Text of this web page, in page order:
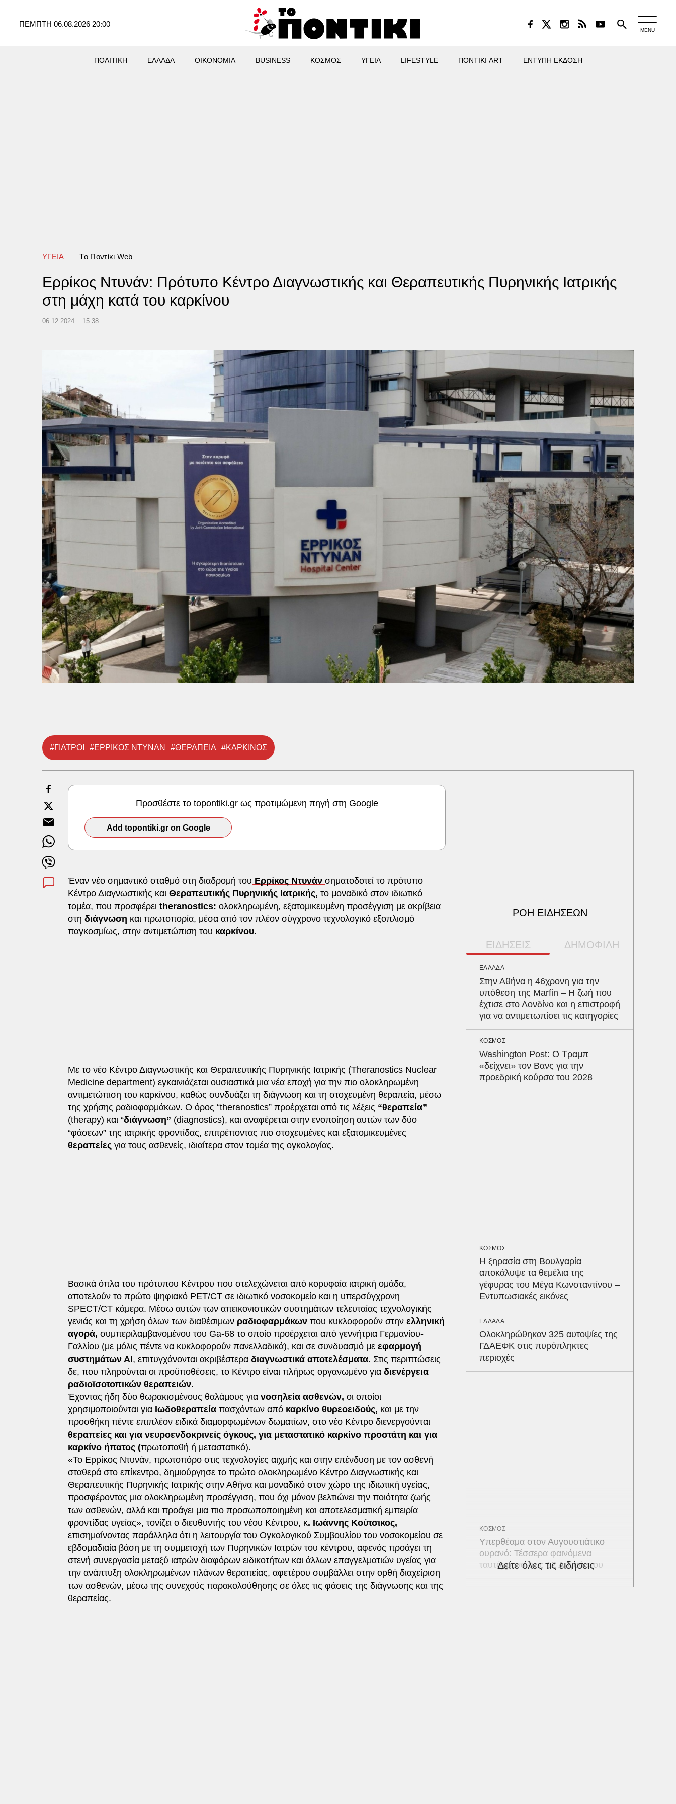
ΠΕΜΠΤΗ 06.08.2026 20:00
MENU
ΠΟΛΙΤΙΚΗ ΕΛΛΑΔΑ ΟΙΚΟΝΟΜΙΑ BUSINESS ΚΟΣΜΟΣ ΥΓΕΙΑ LIFESTYLE ΠΟΝΤΙΚΙ ART ΕΝΤΥΠΗ ΕΚΔΟΣΗ
ΥΓΕΙΑ Tο Ποντίκι Web
Ερρίκος Ντυνάν: Πρότυπο Κέντρο Διαγνωστικής και Θεραπευτικής Πυρηνικής Ιατρικής
στη μάχη κατά του καρκίνου
06.12.2024 15:38
#ΓΙΑΤΡΟΙ #ΕΡΡΙΚΟΣ ΝΤΥΝΑΝ #ΘΕΡΑΠΕΙΑ #ΚΑΡΚΙΝΟΣ
Προσθέστε το topontiki.gr ως προτιμώμενη πηγή στη Google
Add topontiki.gr on Google
Έναν νέο σημαντικό σταθμό στη διαδρομή του Ερρίκος Ντυνάν σηματοδοτεί το πρότυπο
Κέντρο Διαγνωστικής και Θεραπευτικής Πυρηνικής Ιατρικής, το μοναδικό στον ιδιωτικό
τομέα, που προσφέρει theranostics: ολοκληρωμένη, εξατομικευμένη προσέγγιση με ακρίβεια
στη διάγνωση και πρωτοπορία, μέσα από τον πλέον σύγχρονο τεχνολογικό εξοπλισμό
παγκοσμίως, στην αντιμετώπιση του καρκίνου.
Με το νέο Κέντρο Διαγνωστικής και Θεραπευτικής Πυρηνικής Ιατρικής (Theranostics Nuclear
Medicine department) εγκαινιάζεται ουσιαστικά μια νέα εποχή για την πιο ολοκληρωμένη
αντιμετώπιση του καρκίνου, καθώς συνδυάζει τη διάγνωση και τη στοχευμένη θεραπεία, μέσω
της χρήσης ραδιοφαρμάκων. Ο όρος “theranostics” προέρχεται από τις λέξεις “θεραπεία”
(therapy) και “διάγνωση” (diagnostics), και αναφέρεται στην ενοποίηση αυτών των δύο
“φάσεων” της ιατρικής φροντίδας, επιτρέποντας πιο στοχευμένες και εξατομικευμένες
θεραπείες για τους ασθενείς, ιδιαίτερα στον τομέα της ογκολογίας.
Βασικά όπλα του πρότυπου Κέντρου που στελεχώνεται από κορυφαία ιατρική ομάδα,
αποτελούν το πρώτο ψηφιακό PET/CT σε ιδιωτικό νοσοκομείο και η υπερσύγχρονη
SPECT/CT κάμερα. Μέσω αυτών των απεικονιστικών συστημάτων τελευταίας τεχνολογικής
γενιάς και τη χρήση όλων των διαθέσιμων ραδιοφαρμάκων που κυκλοφορούν στην ελληνική
αγορά, συμπεριλαμβανομένου του Ga-68 το οποίο προέρχεται από γεννήτρια Γερμανίου-
Γαλλίου (με μόλις πέντε να κυκλοφορούν πανελλαδικά), και σε συνδυασμό με εφαρμογή
συστημάτων ΑΙ, επιτυγχάνονται ακριβέστερα διαγνωστικά αποτελέσματα. Στις περιπτώσεις
δε, που πληρούνται οι προϋποθέσεις, το Κέντρο είναι πλήρως οργανωμένο για διενέργεια
ραδιοϊσοτοπικών θεραπειών.
Έχοντας ήδη δύο θωρακισμένους θαλάμους για νοσηλεία ασθενών, οι οποίοι
χρησιμοποιούνται για Ιωδοθεραπεία πασχόντων από καρκίνο θυρεοειδούς, και με την
προσθήκη πέντε επιπλέον ειδικά διαμορφωμένων δωματίων, στο νέο Κέντρο διενεργούνται
θεραπείες και για νευροενδοκρινείς όγκους, για μεταστατικό καρκίνο προστάτη και για
καρκίνο ήπατος (πρωτοπαθή ή μεταστατικό).
«Το Ερρίκος Ντυνάν, πρωτοπόρο στις τεχνολογίες αιχμής και στην επένδυση με τον ασθενή
σταθερά στο επίκεντρο, δημιούργησε το πρώτο ολοκληρωμένο Κέντρο Διαγνωστικής και
Θεραπευτικής Πυρηνικής Ιατρικής στην Αθήνα και μοναδικό στον χώρο της ιδιωτική υγείας,
προσφέροντας μια ολοκληρωμένη προσέγγιση, που όχι μόνον βελτιώνει την ποιότητα ζωής
των ασθενών, αλλά και προάγει μια πιο προσωποποιημένη και αποτελεσματική εμπειρία
φροντίδας υγείας», τονίζει ο διευθυντής του νέου Κέντρου, κ. Ιωάννης Κούτσικος,
επισημαίνοντας παράλληλα ότι η λειτουργία του Ογκολογικού Συμβουλίου του νοσοκομείου σε
εβδομαδιαία βάση με τη συμμετοχή των Πυρηνικών Ιατρών του κέντρου, αφενός προάγει τη
στενή συνεργασία μεταξύ ιατρών διαφόρων ειδικοτήτων και άλλων επαγγελματιών υγείας για
την ανάπτυξη ολοκληρωμένων πλάνων θεραπείας, αφετέρου συμβάλλει στην ορθή διαχείριση
των ασθενών, μέσω της συνεχούς παρακολούθησης σε όλες τις φάσεις της διάγνωσης και της
θεραπείας.
ΡΟΗ ΕΙΔΗΣΕΩΝ
ΕΙΔΗΣΕΙΣ ΔΗΜΟΦΙΛΗ
ΕΛΛΑΔΑ
Στην Αθήνα η 46χρονη για την
υπόθεση της Marfin – Η ζωή που
έχτισε στο Λονδίνο και η επιστροφή
για να αντιμετωπίσει τις κατηγορίες
ΚΟΣΜΟΣ
Washington Post: Ο Τραμπ
«δείχνει» τον Βανς για την
προεδρική κούρσα του 2028
ΚΟΣΜΟΣ
Η ξηρασία στη Βουλγαρία
αποκάλυψε τα θεμέλια της
γέφυρας του Μέγα Κωνσταντίνου –
Εντυπωσιακές εικόνες
ΕΛΛΑΔΑ
Ολοκληρώθηκαν 325 αυτοψίες της
ΓΔΑΕΦΚ στις πυρόπληκτες
περιοχές
ΚΟΣΜΟΣ
Υπερθέαμα στον Αυγουστιάτικο
ουρανό: Τέσσερα φαινόμενα
ταυτόχρονα στις 12 Αυγούστου
Δείτε όλες τις ειδήσεις